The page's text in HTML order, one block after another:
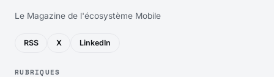
Le Magazine de l'écosystème Mobile
RSS X LinkedIn
RUBRIQUES